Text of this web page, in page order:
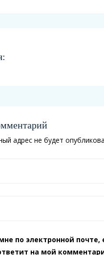
адрес не будет
по электронной почте,
на мой